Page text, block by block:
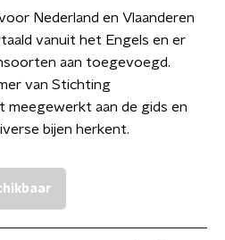
Nederland en Vlaanderen
vanuit het Engels en er
aan toegevoegd.
van Stichting
meegewerkt aan de gids en
bijen herkent.